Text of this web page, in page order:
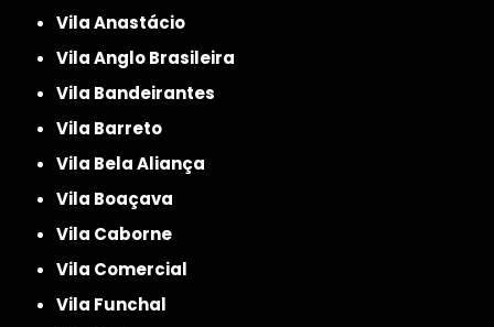
Vila Anastácio
Vila Anglo Brasileira
Vila Bandeirantes
Vila Barreto
Vila Bela Aliança
Vila Boaçava
Vila Caborne
Vila Comercial
Vila Funchal